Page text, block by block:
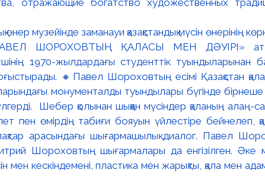
отражающие богатство художественных